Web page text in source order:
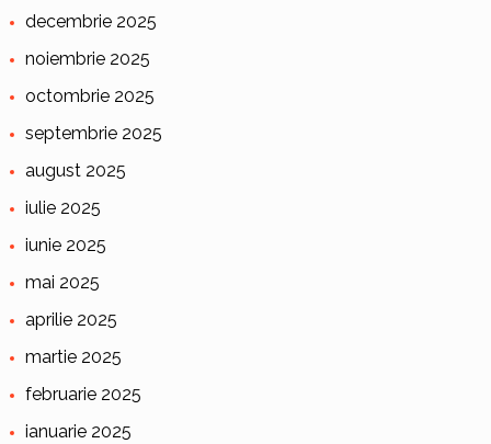
decembrie 2025
noiembrie 2025
octombrie 2025
septembrie 2025
august 2025
iulie 2025
iunie 2025
mai 2025
aprilie 2025
martie 2025
februarie 2025
ianuarie 2025